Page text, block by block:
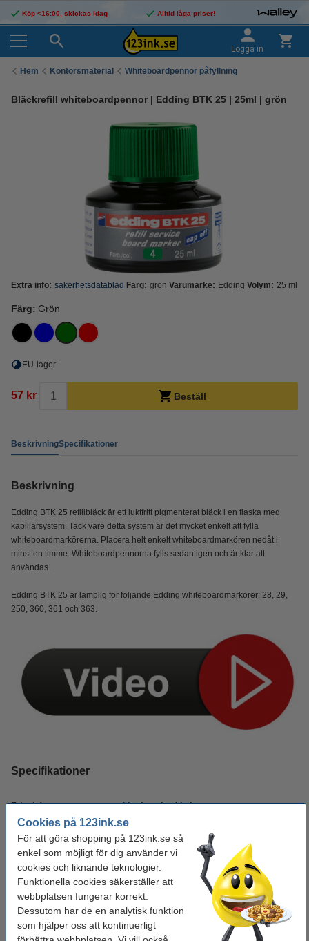
Cookies på 123ink.se
För att göra shopping på 123ink.se så
enkel som möjligt för dig använder vi
cookies och liknande teknologier.
Funktionella cookies säkerställer att
webbplatsen fungerar korrekt.
Dessutom har de en analytisk funktion
som hjälper oss att kontinuerligt
Köp <16:00, skickas idag Alltid låga priser!
Logga in
Hem Kontorsmaterial Whiteboardpennor påfyllning
Bläckrefill whiteboardpennor | Edding BTK 25 | 25ml | grön
Extra info: säkerhetsdatablad Färg: grön Varumärke: Edding Volym: 25 ml
Färg: Grön
EU-lager
57 kr Beställ
BeskrivningSpecifikationer
Beskrivning
Edding BTK 25 refillbläck är ett luktfritt pigmenterat bläck i en flaska med
kapillärsystem. Tack vare detta system är det mycket enkelt att fylla
whiteboardmarkörerna. Placera helt enkelt whiteboardmarkören nedåt i
minst en timme. Whiteboardpennorna fylls sedan igen och är klar att
användas.
Edding BTK 25 är lämplig för följande Edding whiteboardmarkörer: 28, 29,
250, 360, 361 och 363.
Specifikationer
Extra info: säkerhetsdatablad
Färg: grön
Varumärke: Edding
Volym: 25 ml
Vårt artikelnr: 200566
BTK 25